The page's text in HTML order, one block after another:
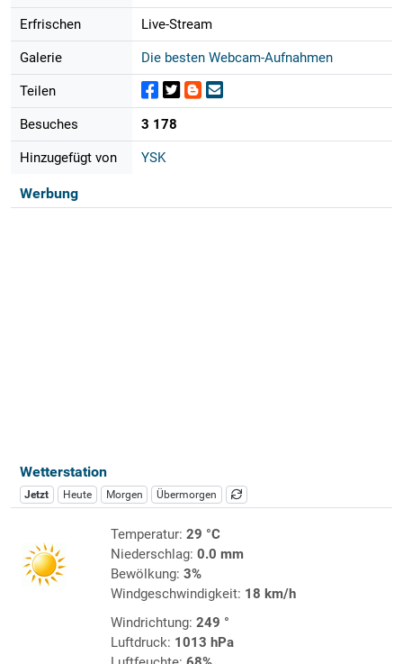
Erfrischen Live-Stream
Galerie Die besten Webcam-Aufnahmen
Teilen
Besuches 3 178
Hinzugefügt von YSK
Werbung
Wetterstation
Jetzt Heute Morgen Übermorgen
Temperatur: 29 °C
Niederschlag: 0.0 mm
Bewölkung: 3%
Windgeschwindigkeit: 18 km/h
Windrichtung: 249 °
Luftdruck: 1013 hPa